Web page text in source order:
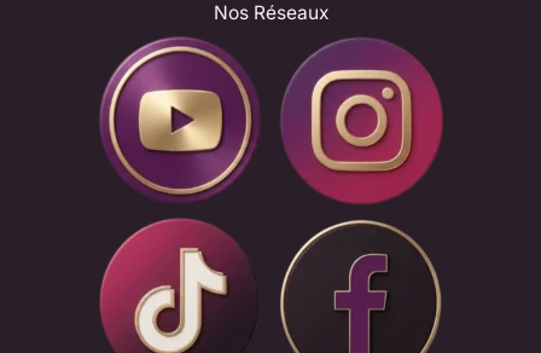
Nos Réseaux